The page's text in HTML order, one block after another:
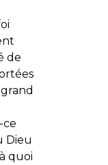
de
ce
Dieu
quoi